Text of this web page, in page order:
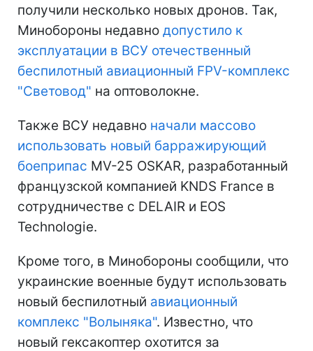
получили несколько новых дронов. Так,
Минобороны недавно допустило к
эксплуатации в ВСУ отечественный
беспилотный авиационный FPV-комплекс
"Световод" на оптоволокне.
Также ВСУ недавно начали массово
использовать новый барражирующий
боеприпас MV-25 OSKAR, разработанный
французской компанией KNDS France в
сотрудничестве с DELAIR и EOS
Technologie.
Кроме того, в Минобороны сообщили, что
украинские военные будут использовать
новый беспилотный авиационный
комплекс "Волыняка". Известно, что
новый гексакоптер охотится за